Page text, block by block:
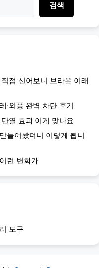
검색
접 신어보니 브라운 이래
·외풍 완벽 차단 후기
열 효과 이게 맞나요
들어봤더니 이렇게 됩니
런 변화가
도구